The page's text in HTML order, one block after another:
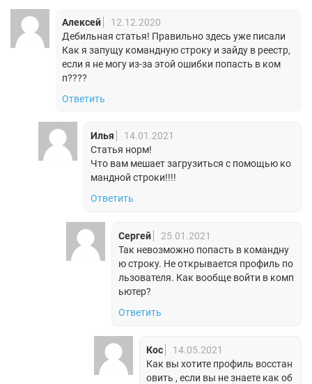
Алексей
12.12.2020
Дебильная статья! Правильно здесь уже писали
Как я запущу командную строку и зайду в реестр,
если я не могу из-за этой ошибки попасть в ком
п????
Ответить
Илья
14.01.2021
Статья норм!
Что вам мешает загрузиться с помощью ко
мандной строки!!!!
Ответить
Сергей
25.01.2021
Так невозможно попасть в командну
ю строку. Не открывается профиль по
льзователя. Как вообще войти в комп
ьютер?
Ответить
Кос
14.05.2021
Как вы хотите профиль восстан
овить , если вы не знаете как об